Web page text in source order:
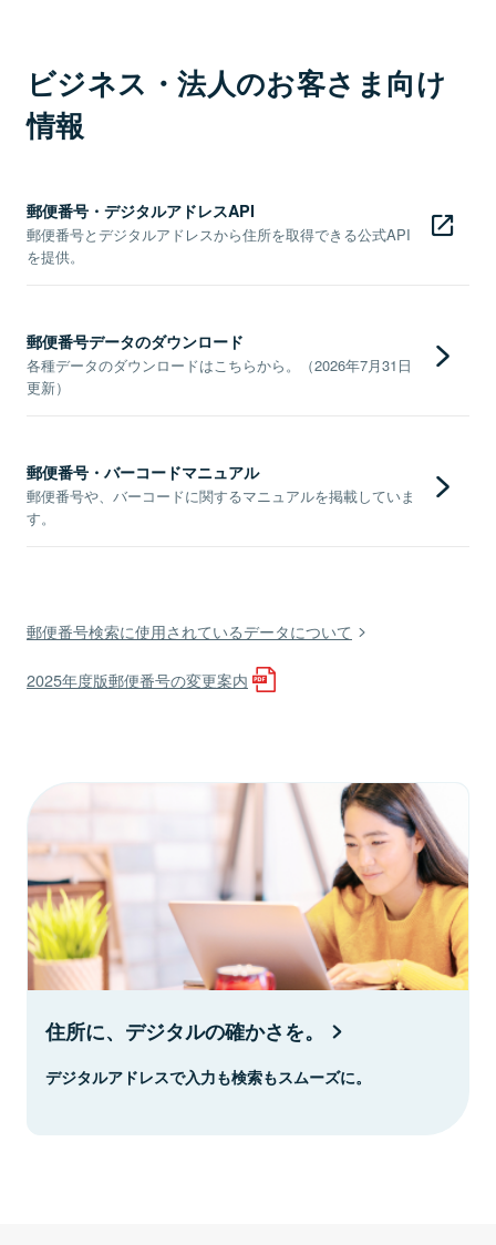
ビジネス・法人のお客さま向け
情報
郵便番号・デジタルアドレスAPI
郵便番号とデジタルアドレスから住所を取得できる公式API
を提供。
郵便番号データのダウンロード
各種データのダウンロードはこちらから。（2026年7月31日
更新）
郵便番号・バーコードマニュアル
郵便番号や、バーコードに関するマニュアルを掲載していま
す。
郵便番号検索に使用されているデータについて
2025年度版郵便番号の変更案内
住所に、デジタルの確かさを。
デジタルアドレスで入力も検索もスムーズに。